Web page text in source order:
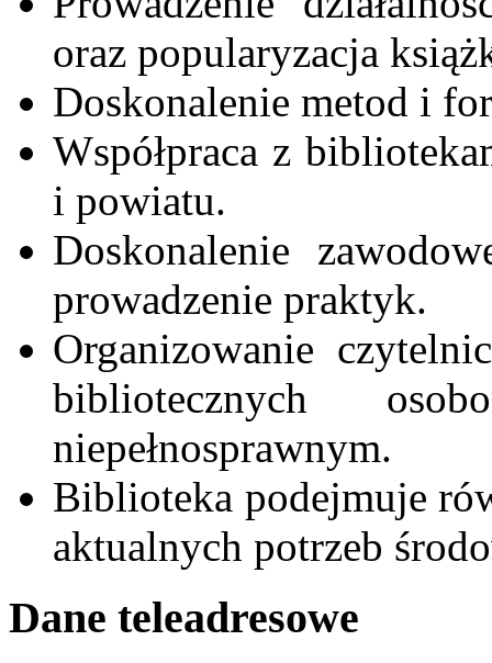
oraz popularyzacja
Doskonalenie metod i
Współpraca z
i powiatu.
Doskonalenie
prowadzenie praktyk.
Organizowanie
bibliotecznych
niepełnosprawnym.
Biblioteka podejmuje
aktualnych potrzeb
Dane teleadresowe